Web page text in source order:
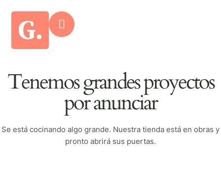
Tenemos grandes proyectos
por anunciar
Se está cocinando algo grande. Nuestra tienda está en obras y
pronto abrirá sus puertas.